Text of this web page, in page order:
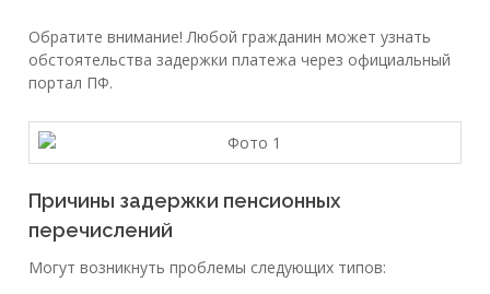
Обратите внимание! Любой гражданин может узнать
обстоятельства задержки платежа через официальный
портал ПФ.
Причины задержки пенсионных
перечислений
Могут возникнуть проблемы следующих типов: